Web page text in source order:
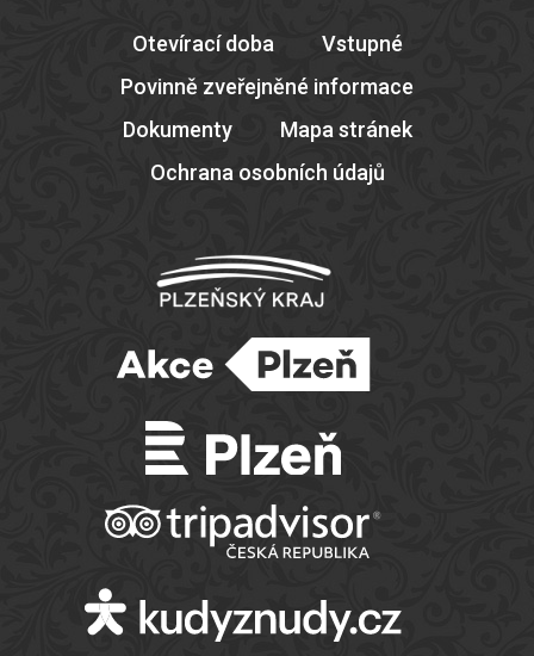
Otevírací doba
Vstupné
Povinně zveřejněné informace
Dokumenty
Mapa stránek
Ochrana osobních údajů